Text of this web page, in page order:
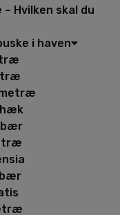
Hvilken skal du
i haven